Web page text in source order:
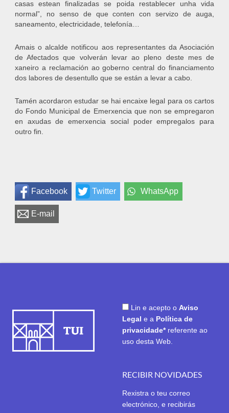
casas estean finalizadas se poida restablecer unha vida
normal”, no senso de que conten con servizo de auga,
saneamento, electricidade, telefonía…
Amais o alcalde notificou aos representantes da Asociación
de Afectados que volverán levar ao pleno deste mes de
xaneiro a reclamación ao goberno central do financiamento
dos labores de desentullo que se están a levar a cabo.
Tamén acordaron estudar se hai encaixe legal para os cartos
do Fondo Municipal de Emerxencia que non se empregaron
en axudas de emerxencia social poder empregalos para
outro fin.
Facebook Twitter WhatsApp
E-mail
Lin e acepto o Aviso
Legal e a Política de
privacidade* referente ao
uso desta Web.
RECIBIR NOVIDADES
Rexistra o teu correo
electrónico, e recibirás